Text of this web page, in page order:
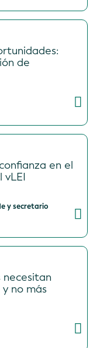
de
en el
vLEI
y secretario
necesitan
no más